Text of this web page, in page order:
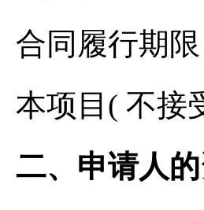
合同履行期
本项目( 不接
二、申请人